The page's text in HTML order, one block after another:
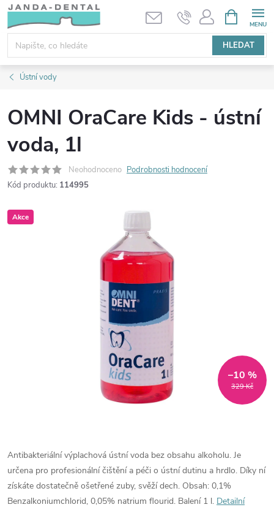
Přejít
obsah
HLEDAT
NÁKUPNÍ
KOŠÍK
Ústní vody
OMNI OraCare Kids - ústní
voda, 1l
Neohodnoceno Podrobnosti hodnocení
Kód produktu: 114995
Akce
329 Kč
–10 %
Antibakteriální výplachová ústní voda bez obsahu alkoholu. Je
určena pro profesionální čištění a péči o ústní dutinu a hrdlo. Díky ní
získáte dostatečně ošetřené zuby, svěží dech. Obsah: 0,1%
Benzalkoniumchlorid, 0,05% natrium flourid. Balení 1 l. Detailní